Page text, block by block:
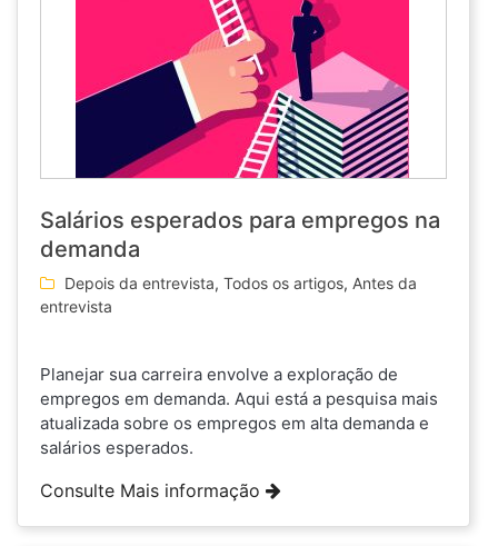
Salários esperados para empregos na
demanda
Depois da entrevista, Todos os artigos, Antes da
entrevista
Planejar sua carreira envolve a exploração de
empregos em demanda. Aqui está a pesquisa mais
atualizada sobre os empregos em alta demanda e
salários esperados.
Consulte Mais informação